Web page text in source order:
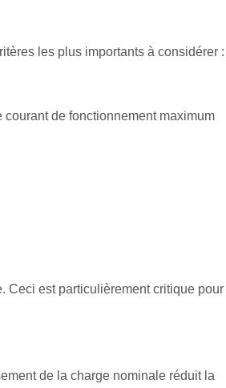
les plus importants à considérer :
de fonctionnement maximum
Ceci est particulièrement critique pour
de la charge nominale réduit la